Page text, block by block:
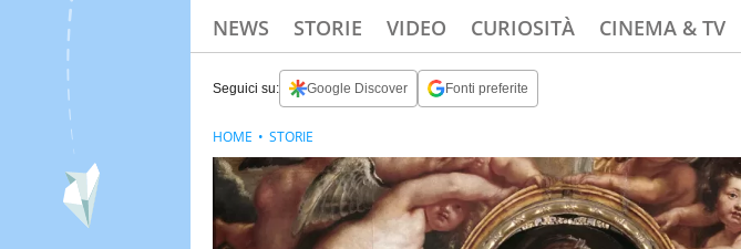
NEWS STORIE VIDEO CURIOSITÀ CINEMA & TV
Seguici su: Google Discover Fonti preferite
HOME STORIE